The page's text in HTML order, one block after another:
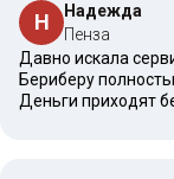
Н
Надежда
Пенза
Давно искала
Бериберу
Деньги приходят